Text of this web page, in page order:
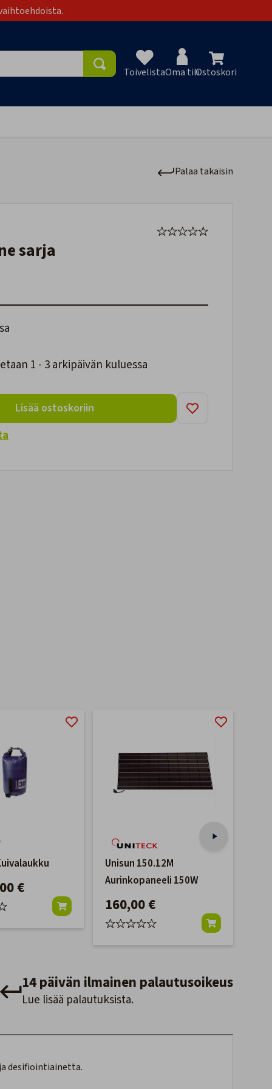
ToivelistaOma tiliOstoskori
Palaa takaisin
sarja
1 - 3 arkipäivän kuluessa
Lisää ostoskoriin
€
Unisun 150.12M
Aurinkopaneeli 150W
160,00 €
14 päivän ilmainen palautusoikeus
Lue lisää palautuksista.
desifiointiainetta.